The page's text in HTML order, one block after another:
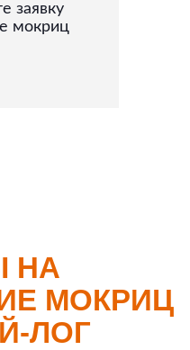
заявку
мокриц
НА
МОКРИЦ
ЛОГ